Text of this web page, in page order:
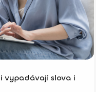
vypadávají slova i